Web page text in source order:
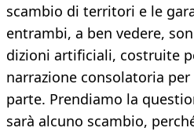
scambio di territori e le
entrambi, a ben vedere,
dizioni artificiali, costruite
narrazione consolatoria per
parte. Prendiamo la
sarà alcuno scambio,